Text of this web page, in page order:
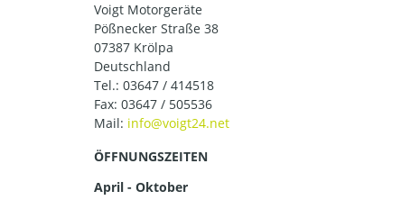
Voigt Motorgeräte
Pößnecker Straße 38
07387 Krölpa
Deutschland
Tel.: 03647 / 414518
Fax: 03647 / 505536
Mail:
ÖFFNUNGSZEITEN
April - Oktober